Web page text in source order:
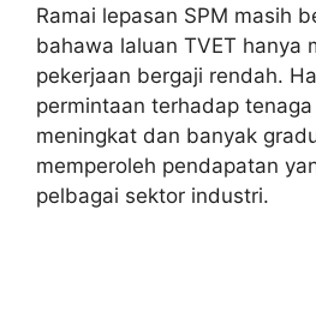
Ramai lepasan SPM masih
bahawa laluan TVET hanya
pekerjaan bergaji rendah.
permintaan terhadap
meningkat dan banyak
memperoleh pendapatan
pelbagai sektor industri.